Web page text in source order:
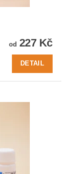
od 227 Kč
DETAIL